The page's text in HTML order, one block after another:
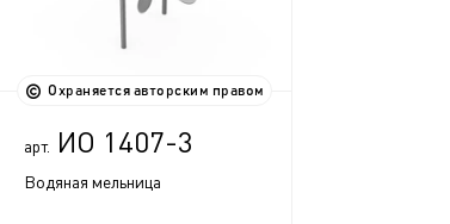
Охраняется авторским правом
арт. ИО 1407-3
Водяная мельница